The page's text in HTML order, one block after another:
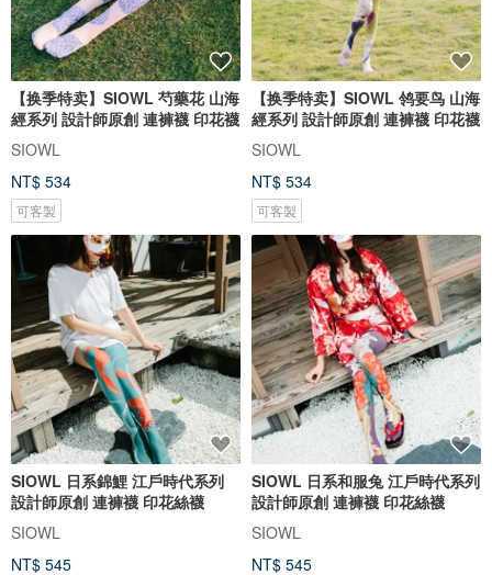
【换季特卖】SIOWL 芍藥花 山海
經系列 設計師原創 連褲襪 印花襪
SIOWL
NT$ 534
可客製
【换季特卖】SIOWL 鸰要鸟 山海
經系列 設計師原創 連褲襪 印花襪
SIOWL
NT$ 534
可客製
SIOWL 日系錦鯉 江戶時代系列
設計師原創 連褲襪 印花絲襪
SIOWL
NT$ 545
SIOWL 日系和服兔 江戶時代系列
設計師原創 連褲襪 印花絲襪
SIOWL
NT$ 545